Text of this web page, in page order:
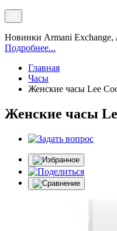
Новинки Armani Exchange,
Подробнее...
Главная
Часы
Женские часы Lee
Женские часы